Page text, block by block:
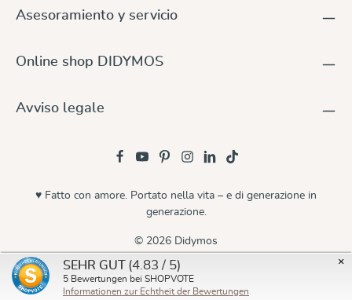
Asesoramiento y servicio
Online shop DIDYMOS
Avviso legale
© 2026 Didymos
♥ Fatto con amore. Portato nella vita – e di generazione in
generazione.
×
SEHR GUT (4.83 / 5)
5 Bewertungen bei SHOPVOTE
Informationen zur Echtheit der Bewertungen